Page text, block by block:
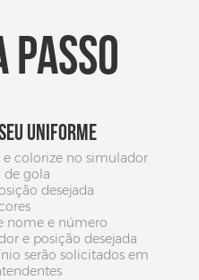
PASSO
UNIFORME
colorize no simulador
de gola
desejada
nome e número
e posição desejada
serão solicitados em